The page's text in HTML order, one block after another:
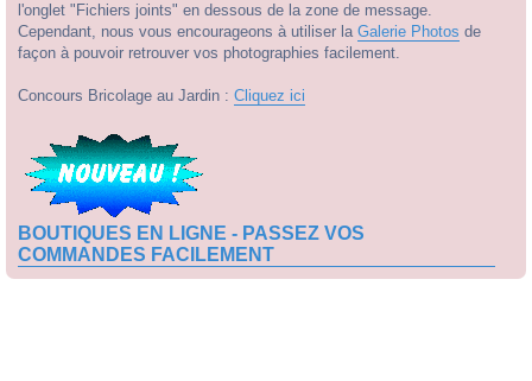
l'onglet "Fichiers joints" en dessous de la zone de message.
Cependant, nous vous encourageons à utiliser la Galerie Photos de
façon à pouvoir retrouver vos photographies facilement.
Concours Bricolage au Jardin : Cliquez ici
BOUTIQUES EN LIGNE - PASSEZ VOS
COMMANDES FACILEMENT